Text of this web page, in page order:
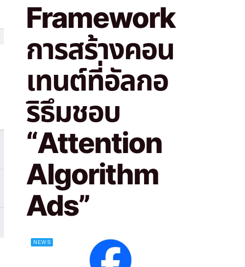
Framework
การสร้างคอน
เทนต์ที่อัลกอ
ริธึมชอบ
“Attention
Algorithm
Ads”
NEWS